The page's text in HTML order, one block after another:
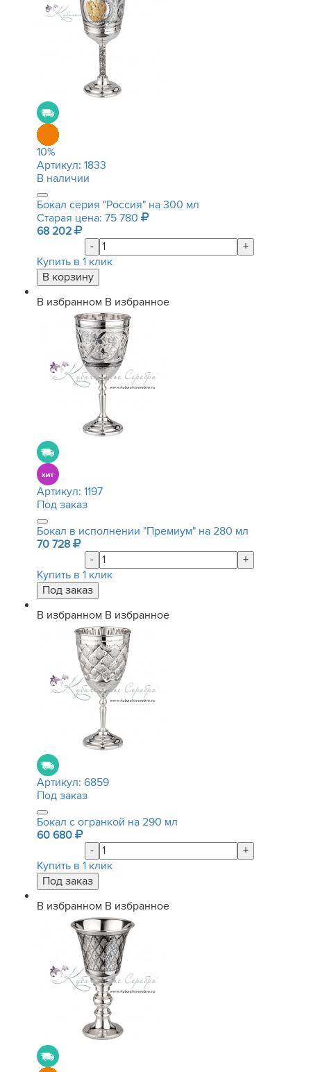
10%
Артикул: 1833
В наличии
Бокал серия "Россия" на 300 мл
Старая цена: 75 780
68 202
-
+
Купить в 1 клик
В избранном В избранное
Артикул: 1197
Под заказ
Бокал в исполнении "Премиум" на 280 мл
70 728
-
+
Купить в 1 клик
В избранном В избранное
Артикул: 6859
Под заказ
Бокал с огранкой на 290 мл
60 680
-
+
Купить в 1 клик
В избранном В избранное